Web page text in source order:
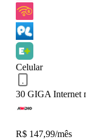
Celular
30 GIGA Internet
R$ 147,99/mês